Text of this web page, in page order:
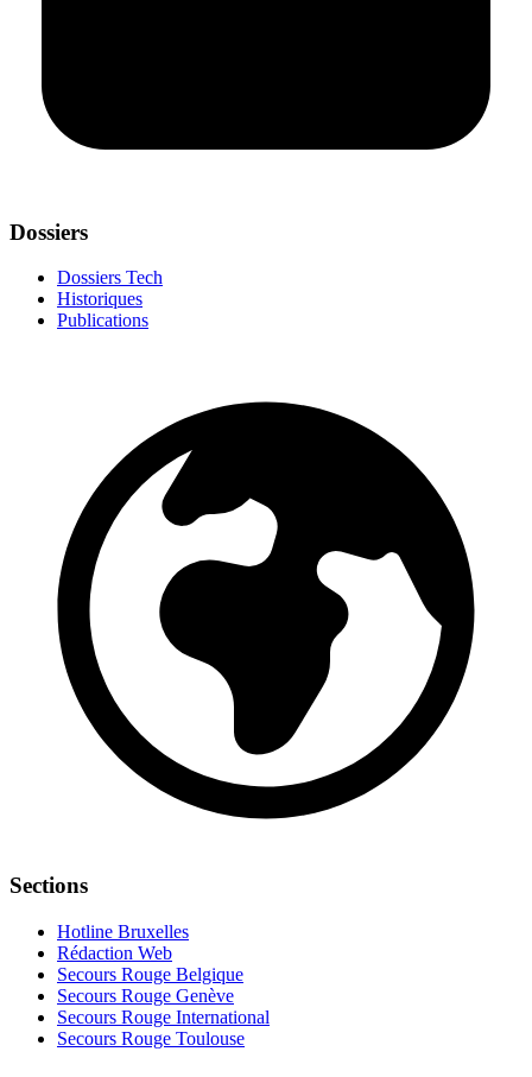
Dossiers
Dossiers Tech
Historiques
Publications
Sections
Hotline Bruxelles
Rédaction Web
Secours Rouge Belgique
Secours Rouge Genève
Secours Rouge International
Secours Rouge Toulouse